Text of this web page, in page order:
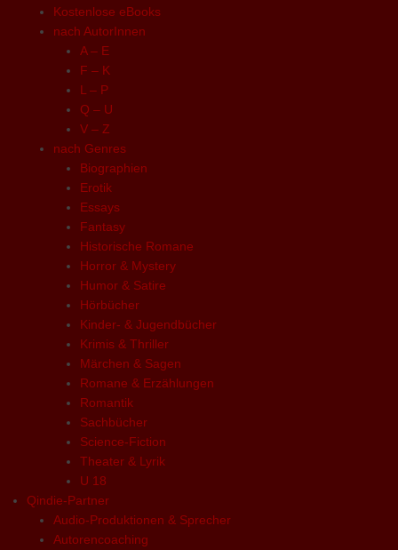
Kostenlose eBooks
nach AutorInnen
A – E
F – K
L – P
Q – U
V – Z
nach Genres
Biographien
Erotik
Essays
Fantasy
Historische Romane
Horror & Mystery
Humor & Satire
Hörbücher
Kinder- & Jugendbücher
Krimis & Thriller
Märchen & Sagen
Romane & Erzählungen
Romantik
Sachbücher
Science-Fiction
Theater & Lyrik
U 18
Qindie-Partner
Audio-Produktionen & Sprecher
Autorencoaching